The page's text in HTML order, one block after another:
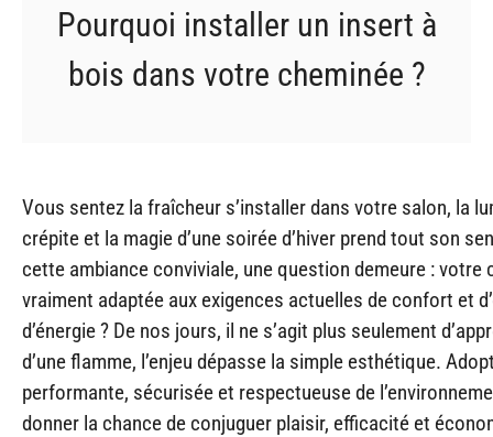
Pourquoi installer un insert à
bois dans votre cheminée ?
Vous sentez la fraîcheur s’installer dans votre salon, la
crépite et la magie d’une soirée d’hiver prend tout son
cette ambiance conviviale, une question demeure : votre
vraiment adaptée aux exigences actuelles de confort et
d’énergie ? De nos jours, il ne s’agit plus seulement
d’une flamme, l’enjeu dépasse la simple esthétique.
performante, sécurisée et respectueuse de
donner la chance de conjuguer plaisir, efficacité et